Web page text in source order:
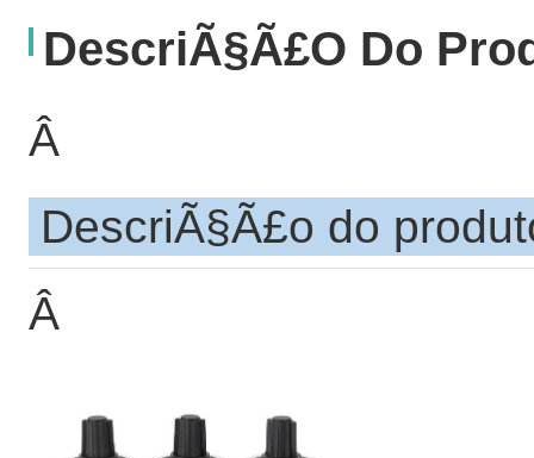
DescriÃ§Ã£o Do
Â
DescriÃ§Ã£o do
Â